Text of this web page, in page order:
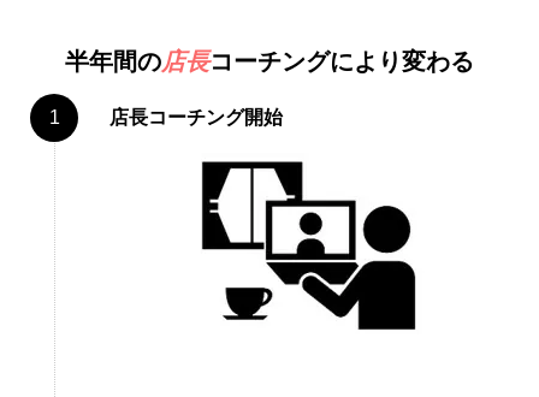
半年間の店長コーチングにより変わる
店長コーチング開始